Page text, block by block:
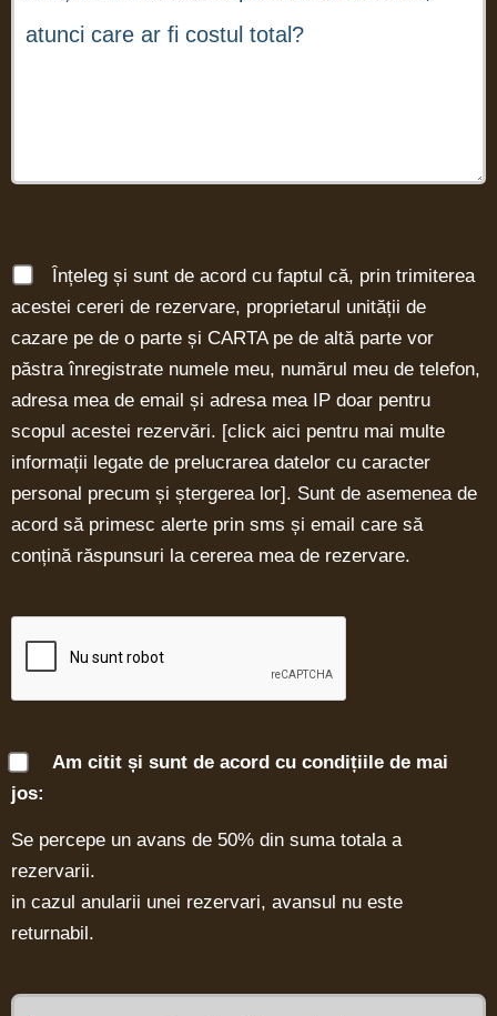
Înțeleg și sunt de acord cu faptul că, prin trimiterea
acestei cereri de rezervare, proprietarul unității de
cazare pe de o parte și CARTA pe de altă parte vor
păstra înregistrate numele meu, numărul meu de telefon,
adresa mea de email și adresa mea IP doar pentru
scopul acestei rezervări. [click aici pentru mai multe
informații legate de prelucrarea datelor cu caracter
personal precum și ștergerea lor]. Sunt de asemenea de
acord să primesc alerte prin sms și email care să
conțină răspunsuri la cererea mea de rezervare.
Am citit și sunt de acord cu condițiile de mai
jos:
Se percepe un avans de 50% din suma totala a
rezervarii.
in cazul anularii unei rezervari, avansul nu este
returnabil.